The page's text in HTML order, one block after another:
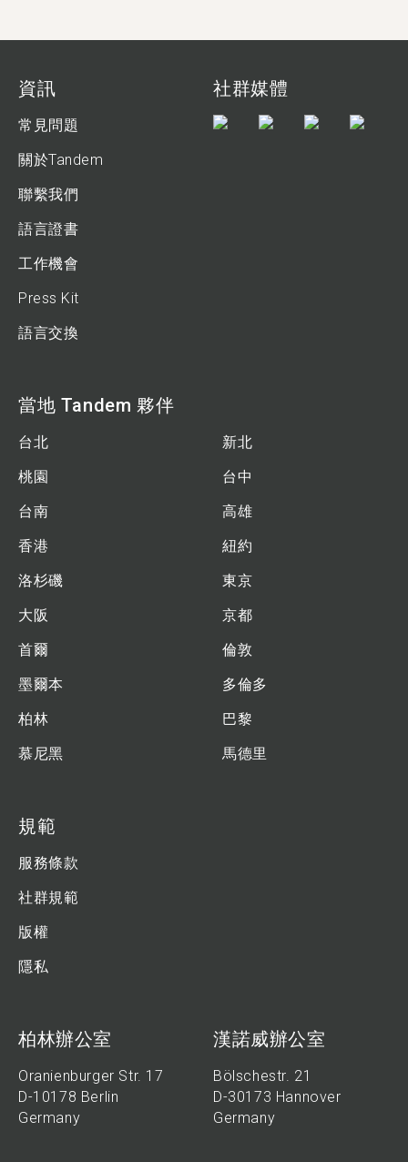
資訊
常見問題
關於Tandem
聯繫我們
語言證書
工作機會
Press Kit
語言交換
社群媒體
當地 Tandem 夥伴
台北
新北
桃園
台中
台南
高雄
香港
紐約
洛杉磯
東京
大阪
京都
首爾
倫敦
墨爾本
多倫多
柏林
巴黎
慕尼黑
馬德里
規範
服務條款
社群規範
版權
隱私
柏林辦公室
Oranienburger Str. 17
D-10178 Berlin
Germany
漢諾威辦公室
Bölschestr. 21
D-30173 Hannover
Germany